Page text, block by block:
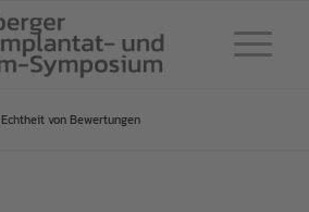
Echtheit von Bewertungen